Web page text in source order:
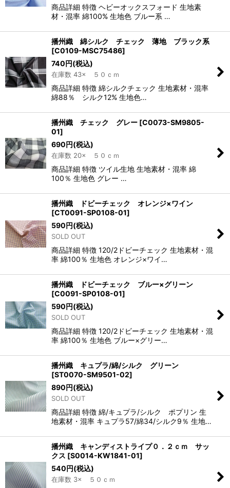
商品詳細 特徴 ヘビーオックスフォード 生地素
材・混率 綿100% 生地色 ブルー系 …
播州織 綿シルク チェック 薄地 ブラック系
[C0109-MSC75486]
740円(税込)
在庫数 43× ５０ｃｍ
商品詳細 特徴 綿シルクチェック 生地素材・混率
綿88％ シルク12% 生地色…
播州織 チェック グレー [C0073-SM9805-
01]
690円(税込)
在庫数 20× ５０ｃｍ
商品詳細 特徴 ツイル生地 生地素材・混率 綿
100％ 生地色 グレー …
播州織 ドビーチェック オレンジ×ワイン
[CT0091-SP0108-01]
590円(税込)
SOLD OUT
商品詳細 特徴 120/2ドビーチェック 生地素材・混
率 綿100％ 生地色 オレンジ×ワイ…
播州織 ドビーチェック ブルー×グリーン
[C0091-SP0108-01]
590円(税込)
SOLD OUT
商品詳細 特徴 120/2ドビーチェック 生地素材・混
率 綿100％ 生地色 ブルー×グリー…
播州織 キュプラ/綿/シルク グリーン
[ST0070-SM9501-02]
890円(税込)
SOLD OUT
商品詳細 特徴 綿/キュプラ/シルク ポプリン 生
地素材・混率 キュプラ57/綿34/シルク9％ 生地…
播州織 キャンディストライプ０．２ｃｍ サッ
クス [S0014-KW1841-01]
540円(税込)
在庫数 3× ５０ｃｍ